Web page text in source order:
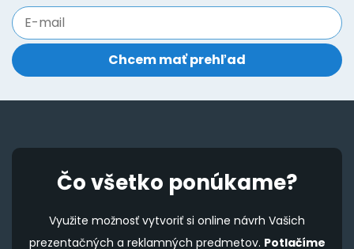
Čo všetko ponúkame?
Využite možnosť vytvoriť si online návrh Vašich
prezentačných a reklamných predmetov. Potlačíme